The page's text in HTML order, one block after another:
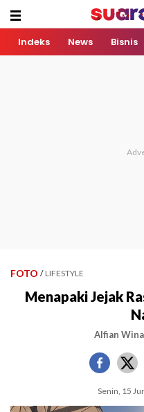
Indeks News Bisnis
FOTO / LIFESTYLE
Menapaki Jejak
Alfian
Senin, 15